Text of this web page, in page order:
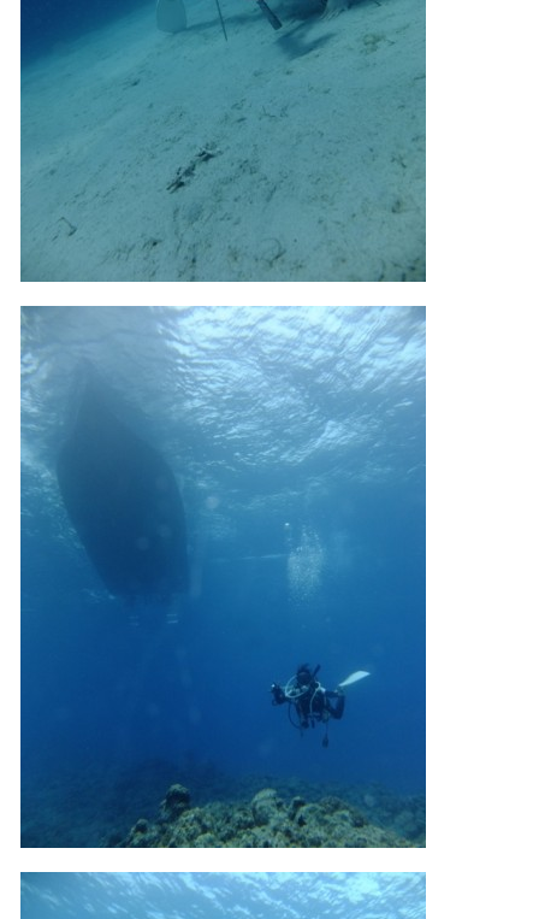
危険の告知
ホエールスイムは、通常のスノーケリングやスキンダイビ
ングに伴う危険に加え、予測不能なクジラの行動や、クジ
ラとの接触によってトラブルが発生する可能性がありま
す。さらに、流れのある海上で、船上からエントリーやエ
キジットを行う際にもトラブルが生じる可能性がありま
す。そして、これらを要因として傷害や損害が発生する場
合があります。またホエールスイムでは、これら以外にも
想定できないトラブルが発生する可能性があります。
た場合、またはその他いかなる理由があっても、当ツアー
開催主催者とガイド、船舶の保有者及び船長に対して損害
賠償を請求しません。
上記承諾ください。